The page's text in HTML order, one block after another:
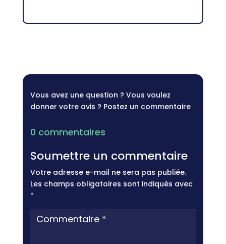
Vous avez une question ? Vous voulez
donner votre avis ? Postez un commentaire
0 commentaires
Soumettre un commentaire
Votre adresse e-mail ne sera pas publiée.
Les champs obligatoires sont indiqués avec
*